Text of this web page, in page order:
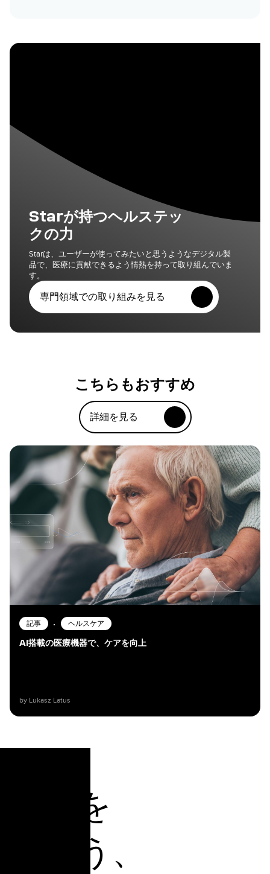
Starが持つヘルステッ
クの力
Starは、ユーザーが使ってみたいと思うようなデジタル製
品で、医療に貢献できるよう情熱を持って取り組んでいま
す。
専門領域での取り組みを見る
こちらもおすすめ
詳細を見る
記事 • ヘルスケア
AI搭載の医療機器で、ケアを向上
by Lukasz Latus
明日を
創ろう、